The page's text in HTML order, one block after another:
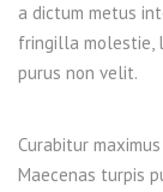
a dictum metus
fringilla molestie,
purus non velit.
Curabitur
Maecenas turpis